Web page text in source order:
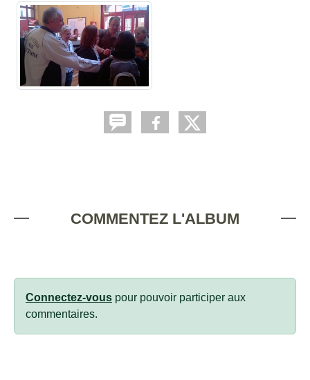
COMMENTEZ L'ALBUM
Connectez-vous pour pouvoir participer aux
commentaires.